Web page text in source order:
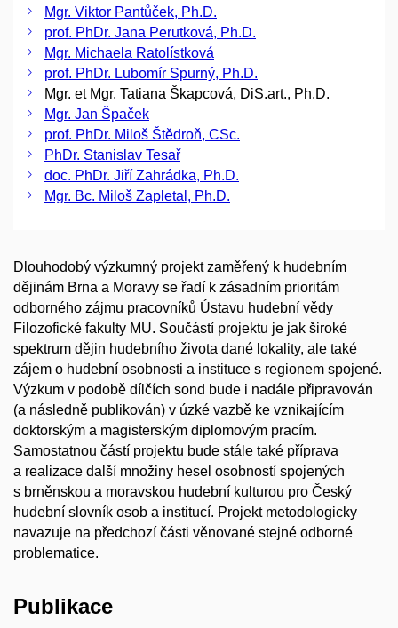
Mgr. Viktor Pantůček, Ph.D.
prof. PhDr. Jana Perutková, Ph.D.
Mgr. Michaela Ratolístková
prof. PhDr. Lubomír Spurný, Ph.D.
Mgr. et Mgr. Tatiana Škapcová, DiS.art., Ph.D.
Mgr. Jan Špaček
prof. PhDr. Miloš Štědroň, CSc.
PhDr. Stanislav Tesař
doc. PhDr. Jiří Zahrádka, Ph.D.
Mgr. Bc. Miloš Zapletal, Ph.D.
Dlouhodobý výzkumný projekt zaměřený k hudebním
dějinám Brna a Moravy se řadí k zásadním prioritám
odborného zájmu pracovníků Ústavu hudební vědy
Filozofické fakulty MU. Součástí projektu je jak široké
spektrum dějin hudebního života dané lokality, ale také
zájem o hudební osobnosti a instituce s regionem spojené.
Výzkum v podobě dílčích sond bude i nadále připravován
(a následně publikován) v úzké vazbě ke vznikajícím
doktorským a magisterským diplomovým pracím.
Samostatnou částí projektu bude stále také příprava
a realizace další množiny hesel osobností spojených
s brněnskou a moravskou hudební kulturou pro Český
hudební slovník osob a institucí. Projekt metodologicky
navazuje na předchozí části věnované stejné odborné
problematice.
Publikace